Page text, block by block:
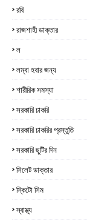
রবি
রাজশাহী ডাক্তার
ল
লম্বা হবার জন্য
শারীরিক সমস্যা
সরকারি চাকরি
সরকারি চাকরির প্রস্তুতি
সরকারি ছুটির দিন
সিলেট ডাক্তার
স্কিটো সিম
স্বাস্থ্য